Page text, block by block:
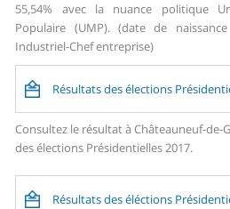
55,54% avec la nuance politique
Populaire (UMP). (date de
Industriel-Chef entreprise)
Résultats des élections
Consultez le résultat à Châteauneuf-de-
des élections Présidentielles 2017.
Résultats des éléctions